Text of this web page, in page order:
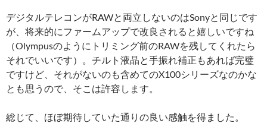
デジタルテレコンがRAWと両立しないのはSonyと同じです
が、将来的にファームアップで改良されると嬉しいですね
（Olympusのようにトリミング前のRAWを残してくれたら
それでいいです）。チルト液晶と手振れ補正もあれば完璧
ですけど、それがないのも含めてのX100シリーズなのかな
とも思うので、そこは許容します。
総じて、ほぼ期待していた通りの良い感触を得ました。